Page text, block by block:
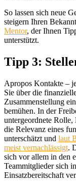
So lassen sich neue
steigern Ihren
Mentor, der Ihnen
unterstützt.
Tipp 3:
Apropos Kontakte –
Sie über die
Zusammenstellung
bemühen. In der
untergeordnete
die Relevanz eines
unterschätzt und laut
meist vernachlässigt.
sich vor allem in den
Teammitglieder sich
Einsatzbereitschaft